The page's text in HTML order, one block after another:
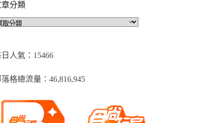
分類
人氣：15466
格總流量：​46,816,945